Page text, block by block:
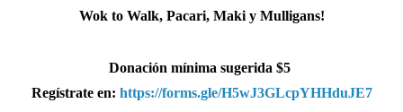
Wok to Walk, Pacari, Maki y Mulligans!
Donación mínima sugerida $5
Regístrate en: https://forms.gle/H5wJ3GLcpYHHduJE7